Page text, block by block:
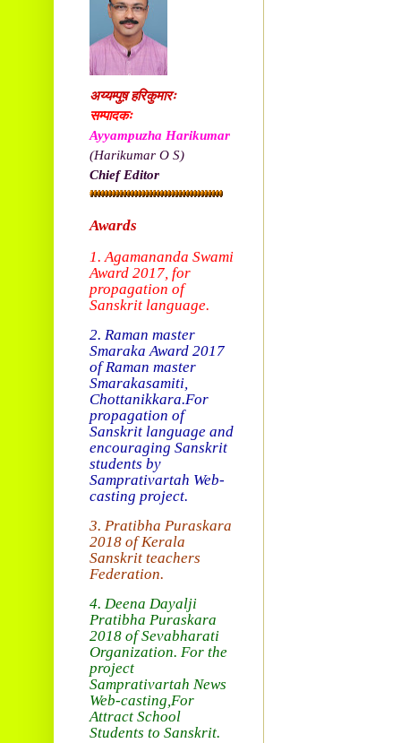
अय्यम्पुष़ हरिकुमारः
सम्पादकः
Ayyampuzha Harikumar
(Harikumar O S)
Chief Editor
Awards
1. Agamananda Swami
Award 2017, for
propagation of
Sanskrit language.
2. Raman master
Smaraka Award 2017
of Raman master
Smarakasamiti,
Chottanikkara.For
propagation of
Sanskrit language and
encouraging Sanskrit
students by
Samprativartah Web-
casting project.
3. Pratibha Puraskara
2018 ofKerala
Sanskrit teachers
Federation.
4. Deena Dayalji
Pratibha Puraskara
2018 of Sevabharati
Organization. For the
project
Samprativartah News
Web-casting,For
Attract School
Students to Sanskrit.